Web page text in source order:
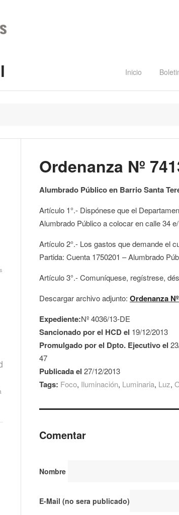
Inicio
Ordenanza Nº
Alumbrado Público en Barrio Santa
Artículo 1°.- Dispónese que el
Alumbrado Público a colocar en calle 34
Artículo 2°.- Los gastos que demande el
Partida: Cuenta 1750201 – Alumbrado
Artículo 3°.- Comuníquese, regístrese,
Descargar archivo adjunto: Ordenanza
Expediente:Nº 4036/13-DE
Sancionado por el HCD el 19/12/2013
Promulgado por el Dpto. Ejecutivo el
47
Publicada el 27/12/2013
Tags: Foco, Iluminación, Luminaria, Luz,
Comentar
Nombre
E-Mail (no sera publicado)